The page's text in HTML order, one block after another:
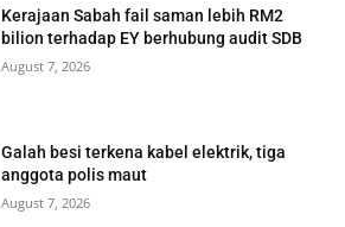
Kerajaan Sabah fail saman lebih RM2
bilion terhadap EY berhubung audit SDB
August 7, 2026
Galah besi terkena kabel elektrik, tiga
anggota polis maut
August 7, 2026